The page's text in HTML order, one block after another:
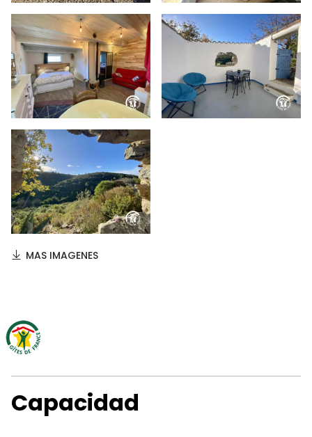
MAS IMAGENES
Capacidad